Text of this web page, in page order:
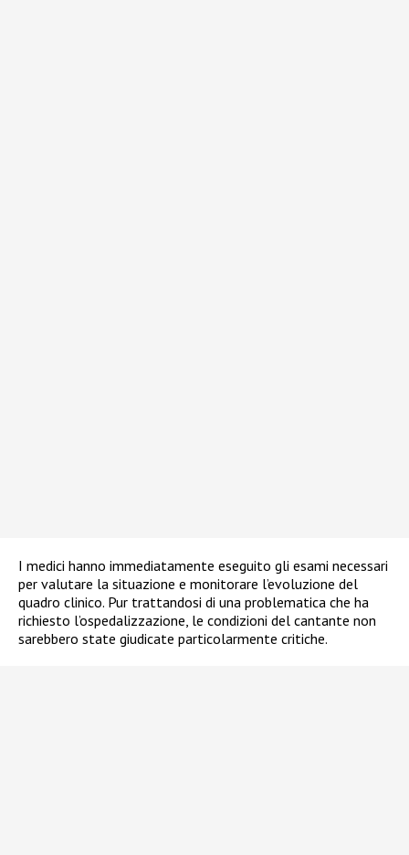
I medici hanno immediatamente eseguito gli esami necessari
per valutare la situazione e monitorare l’evoluzione del
quadro clinico. Pur trattandosi di una problematica che ha
richiesto l’ospedalizzazione, le condizioni del cantante non
sarebbero state giudicate particolarmente critiche.